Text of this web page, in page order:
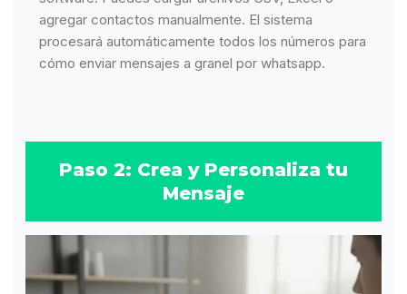
agregar contactos manualmente. El sistema
procesará automáticamente todos los números para
cómo enviar mensajes a granel por whatsapp.
Paso 2: Crea y Personaliza tu
Mensaje